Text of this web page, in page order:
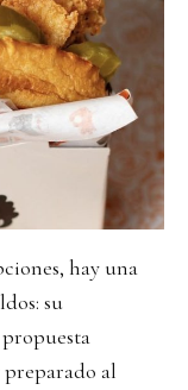
hay una
su
al